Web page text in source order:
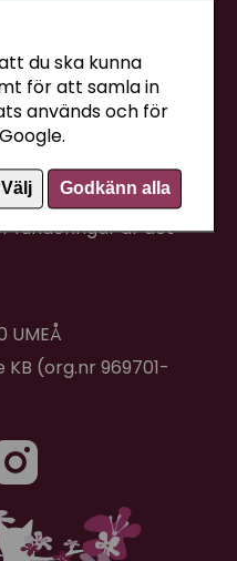
du ska kunna
för att samla in
används och för
Välj Godkänn alla
funderingar är det
UMEÅ
(org.nr 969701-